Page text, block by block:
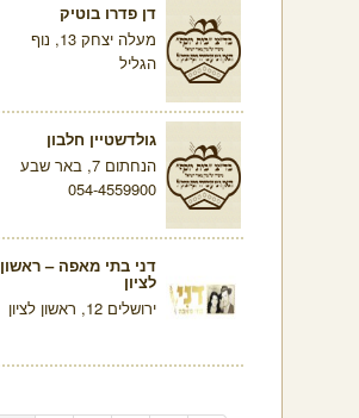
דן פדרו בוטיק
מעלה יצחק 13, נוף
הגליל
גולדשטיין חלבון
הנחתום 7, באר שבע
054-4559900
דני בתי מאפה – ראשון
לציון
ירושלים 12, ראשון לציון